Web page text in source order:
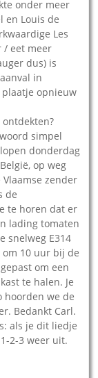
onder meer
en Louis de
Les
/ eet meer
dus) is
in
opnieuw
simpel
donderdag
op weg
zender
de
te horen dat er
lading tomaten
snelweg E314
om 10 uur bij de
om een
te halen. Je
hoorden we de
Bedankt Carl.
als je dit liedje
2-3 weer uit.